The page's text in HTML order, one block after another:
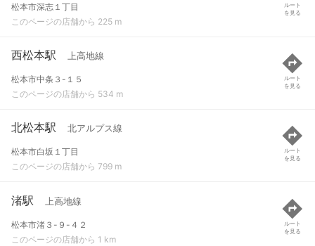
松本市深志１丁目
このページの店舗から 225 m
ルート
を見る
西松本駅 上高地線
松本市中条３-１５
このページの店舗から 534 m
ルート
を見る
北松本駅 北アルプス線
松本市白坂１丁目
このページの店舗から 799 m
ルート
を見る
渚駅 上高地線
松本市渚３-９-４２
このページの店舗から 1 km
ルート
を見る